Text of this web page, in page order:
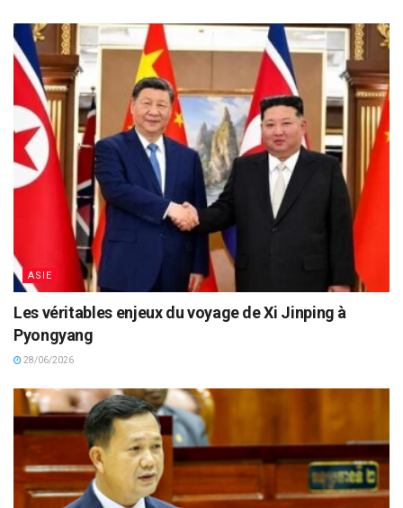
ASIE
Les véritables enjeux du voyage de Xi Jinping à
Pyongyang
28/06/2026